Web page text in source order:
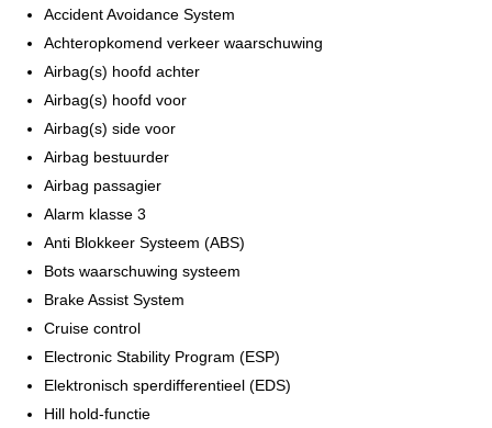
Accident Avoidance System
Achteropkomend verkeer waarschuwing
Airbag(s) hoofd achter
Airbag(s) hoofd voor
Airbag(s) side voor
Airbag bestuurder
Airbag passagier
Alarm klasse 3
Anti Blokkeer Systeem (ABS)
Bots waarschuwing systeem
Brake Assist System
Cruise control
Electronic Stability Program (ESP)
Elektronisch sperdifferentieel (EDS)
Hill hold-functie